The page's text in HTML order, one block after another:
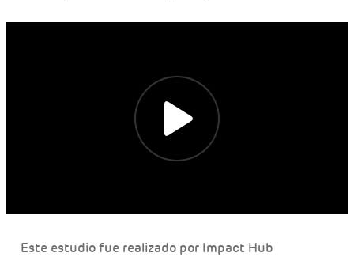
Este estudio fue realizado por Impact Hub